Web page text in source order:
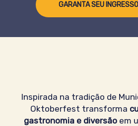
GARANTA SEU
Inspirada na tradição de
Oktoberfest transforma
gastronomia e diversão em